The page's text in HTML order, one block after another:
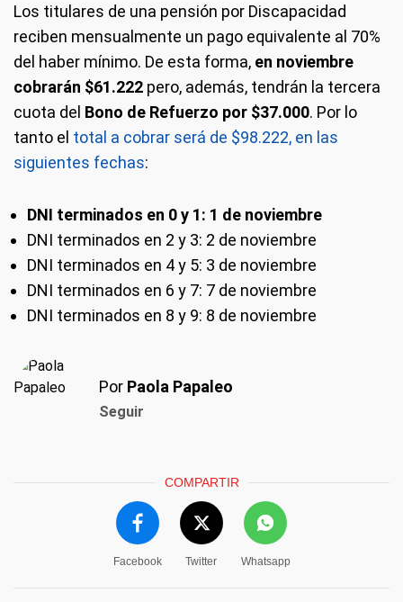
Los titulares de una pensión por Discapacidad
reciben mensualmente un pago equivalente al 70%
del haber mínimo. De esta forma, en noviembre
cobrarán $61.222 pero, además, tendrán la tercera
cuota del Bono de Refuerzo por $37.000. Por lo
tanto el total a cobrar será de $98.222, en las
siguientes fechas:
DNI terminados en 0 y 1: 1 de noviembre
DNI terminados en 2 y 3: 2 de noviembre
DNI terminados en 4 y 5: 3 de noviembre
DNI terminados en 6 y 7: 7 de noviembre
DNI terminados en 8 y 9: 8 de noviembre
Por Paola Papaleo
Seguir
COMPARTIR
Facebook Twitter Whatsapp